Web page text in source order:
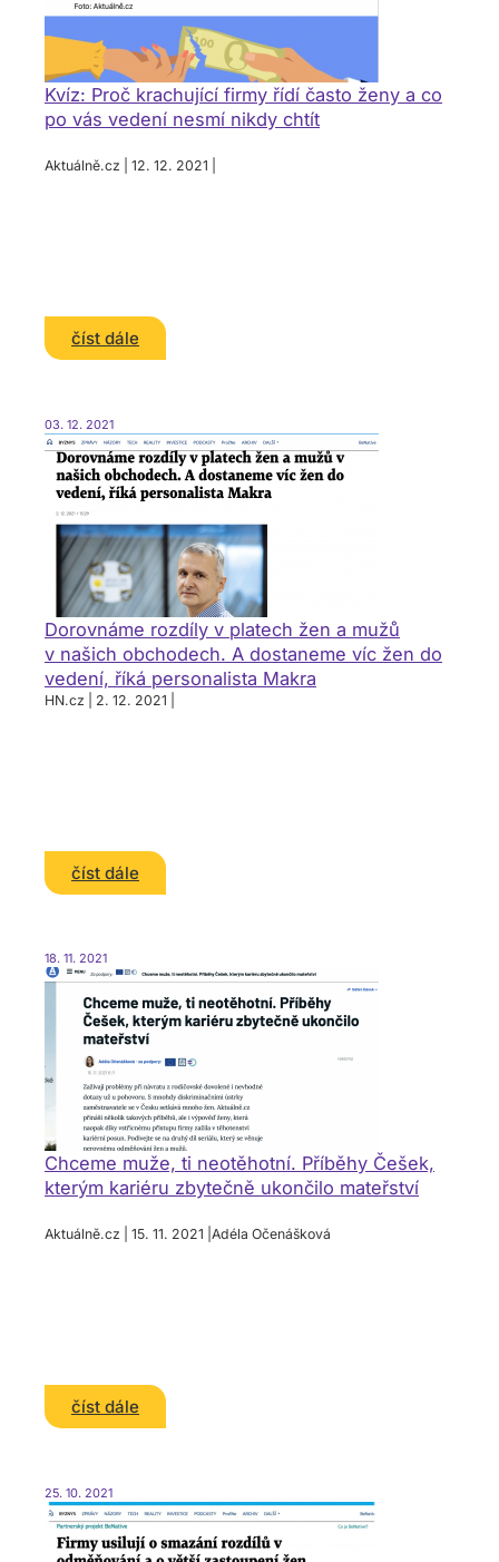
Kvíz: Proč krachující firmy řídí často ženy a co
po vás vedení nesmí nikdy chtít
Aktuálně.cz | 12. 12. 2021 |
číst dále
03. 12. 2021
Dorovnáme rozdíly v platech žen a mužů
v našich obchodech. A dostaneme víc žen do
vedení, říká personalista Makra
HN.cz | 2. 12. 2021 |
číst dále
18. 11. 2021
Chceme muže, ti neotěhotní. Příběhy Češek,
kterým kariéru zbytečně ukončilo mateřství
Aktuálně.cz | 15. 11. 2021 |Adéla Očenášková
číst dále
25. 10. 2021